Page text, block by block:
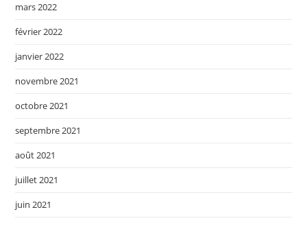
mars 2022
février 2022
janvier 2022
novembre 2021
octobre 2021
septembre 2021
août 2021
juillet 2021
juin 2021